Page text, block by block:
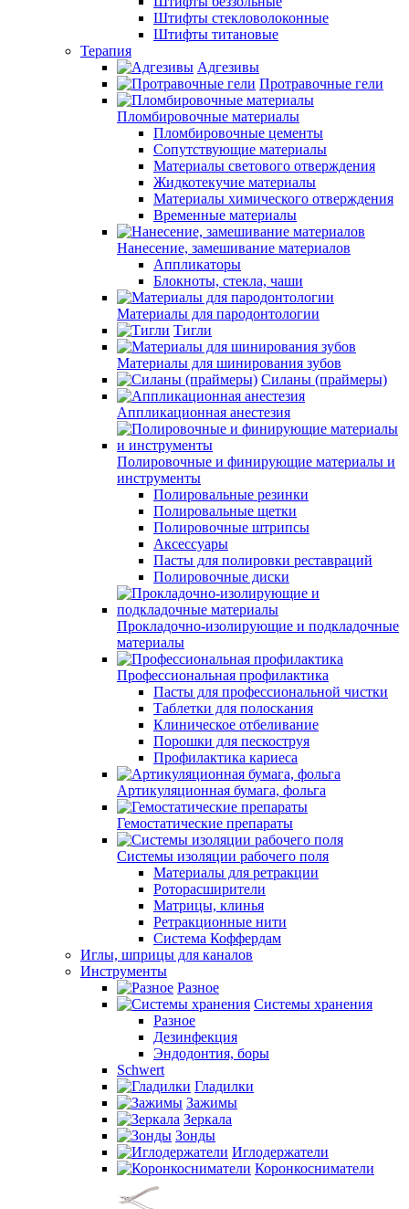
Штифты стекловолоконные
Штифты титановые
Терапия
Адгезивы
Протравочные гели
Пломбировочные материалы
Пломбировочные цементы
Сопутствующие материалы
Материалы светового отверждения
Жидкотекучие материалы
Материалы химического отверждения
Временные материалы
Нанесение, замешивание материалов
Аппликаторы
Блокноты, стекла, чаши
Материалы для пародонтологии
Тигли
Материалы для шинирования зубов
Силаны (праймеры)
Аппликационная анестезия
Полировочные и финирующие материалы и
инструменты
Полировальные резинки
Полировальные щетки
Полировочные штрипсы
Аксессуары
Пасты для полировки реставраций
Полировочные диски
Прокладочно-изолирующие и подкладочные
материалы
Профессиональная профилактика
Пасты для профессиональной чистки
Таблетки для полоскания
Клиническое отбеливание
Порошки для пескоструя
Профилактика кариеса
Артикуляционная бумага, фольга
Гемостатические препараты
Системы изоляции рабочего поля
Материалы для ретракции
Роторасширители
Матрицы, клинья
Ретракционные нити
Система Коффердам
Иглы, шприцы для каналов
Инструменты
Разное
Системы хранения
Разное
Дезинфекция
Эндодонтия, боры
Schwert
Гладилки
Зажимы
Зеркала
Зонды
Иглодержатели
Коронкосниматели